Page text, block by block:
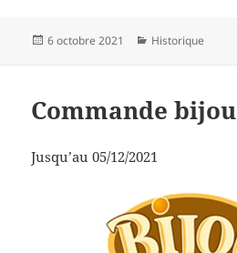
Publié
6 octobre 2021 Catégories
Historique
Commande bijou
Jusqu’au 05/12/2021